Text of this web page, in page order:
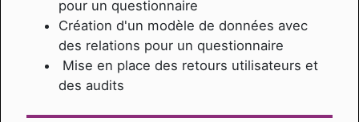
pour un questionnaire
Création d'un modèle de données avec
des relations pour un questionnaire
Mise en place des retours utilisateurs et
des audits